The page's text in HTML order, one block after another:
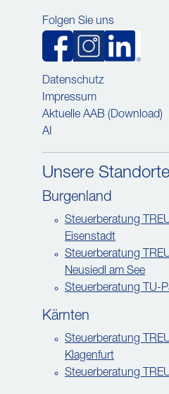
Datenschutz
Impressum
Aktuelle AAB (Download)
AI
Folgen Sie uns
Unsere Standorte
Burgenland
Steuerberatung
Eisenstadt
Steuerberatung
Neusiedl am See
Steuerberatung TU-
Kärnten
Steuerberatung
Klagenfurt
Steuerberatung